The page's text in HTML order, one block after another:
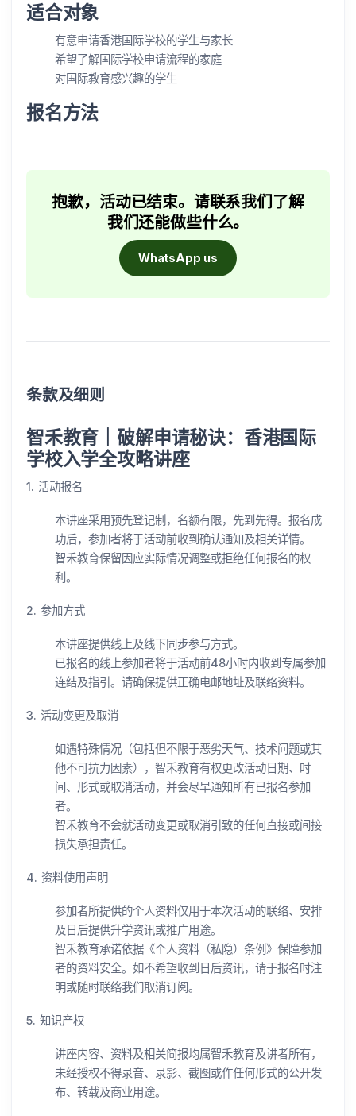
适合对象
有意申请香港国际学校的学生与家长
希望了解国际学校申请流程的家庭
对国际教育感兴趣的学生
报名方法
抱歉，活动已结束。请联系我们了解
我们还能做些什么。
WhatsApp us
条款及细则
智禾教育｜破解申请秘诀：香港国际
学校入学全攻略讲座
1. 活动报名
本讲座采用预先登记制，名额有限，先到先得。报名成
功后，参加者将于活动前收到确认通知及相关详情。
智禾教育保留因应实际情况调整或拒绝任何报名的权
利。
2. 参加方式
本讲座提供线上及线下同步参与方式。
已报名的线上参加者将于活动前48小时内收到专属参加
连结及指引。请确保提供正确电邮地址及联络资料。
3. 活动变更及取消
如遇特殊情况（包括但不限于恶劣天气、技术问题或其
他不可抗力因素），智禾教育有权更改活动日期、时
间、形式或取消活动，并会尽早通知所有已报名参加
者。
智禾教育不会就活动变更或取消引致的任何直接或间接
损失承担责任。
4. 资料使用声明
参加者所提供的个人资料仅用于本次活动的联络、安排
及日后提供升学资讯或推广用途。
智禾教育承诺依据《个人资料（私隐）条例》保障参加
者的资料安全。如不希望收到日后资讯，请于报名时注
明或随时联络我们取消订阅。
5. 知识产权
讲座内容、资料及相关简报均属智禾教育及讲者所有，
未经授权不得录音、录影、截图或作任何形式的公开发
布、转载及商业用途。